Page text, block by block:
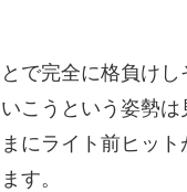
で完全に格負け
こうという姿勢は
にライト前ヒット
す。